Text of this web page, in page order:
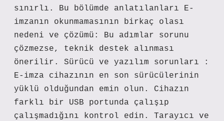
sınırlı. Bu bölümde anlatılanları E-
imzanın okunmamasının birkaç olası
nedeni ve çözümü: Bu adımlar sorunu
çözmezse, teknik destek alınması
önerilir. Sürücü ve yazılım sorunları :
E-imza cihazının en son sürücülerinin
yüklü olduğundan emin olun. Cihazın
farklı bir USB portunda çalışıp
çalışmadığını kontrol edin. Tarayıcı ve